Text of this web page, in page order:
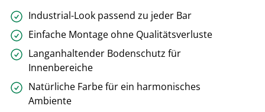
Industrial-Look passend zu jeder Bar
Einfache Montage ohne Qualitätsverluste
Langanhaltender Bodenschutz für
Innenbereiche
Natürliche Farbe für ein harmonisches
Ambiente